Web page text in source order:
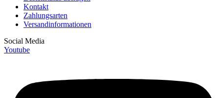
Kontakt
Zahlungsarten
Versandinformationen
Social Media
Youtube